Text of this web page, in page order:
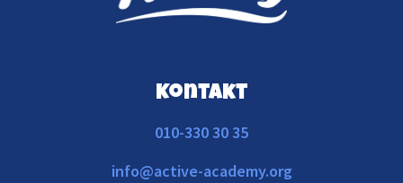
Kontakt
010-330 30 35
info@active-academy.org